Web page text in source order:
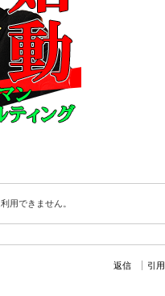
用できません。
返信 引用